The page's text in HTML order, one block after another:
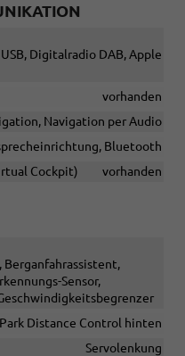
Digitalradio DAB, Apple
vorhanden
Navigation per Audio
Bluetooth
Cockpit)
vorhanden
Sensor,
Park Distance Control hinten
Servolenkung